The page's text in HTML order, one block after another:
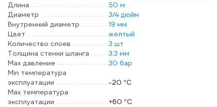
Длина
50 м
Диаметр
3/4 дюйм
Внутренний диаметр
19 мм
Цвет
желтый
Количество слоев
3 шт
Толщина стенки шланга
3.3 мм
Max давление
30 бар
Min температура
эксплуатации
-20 °С
Мах температура
эксплуатации
+60 °С